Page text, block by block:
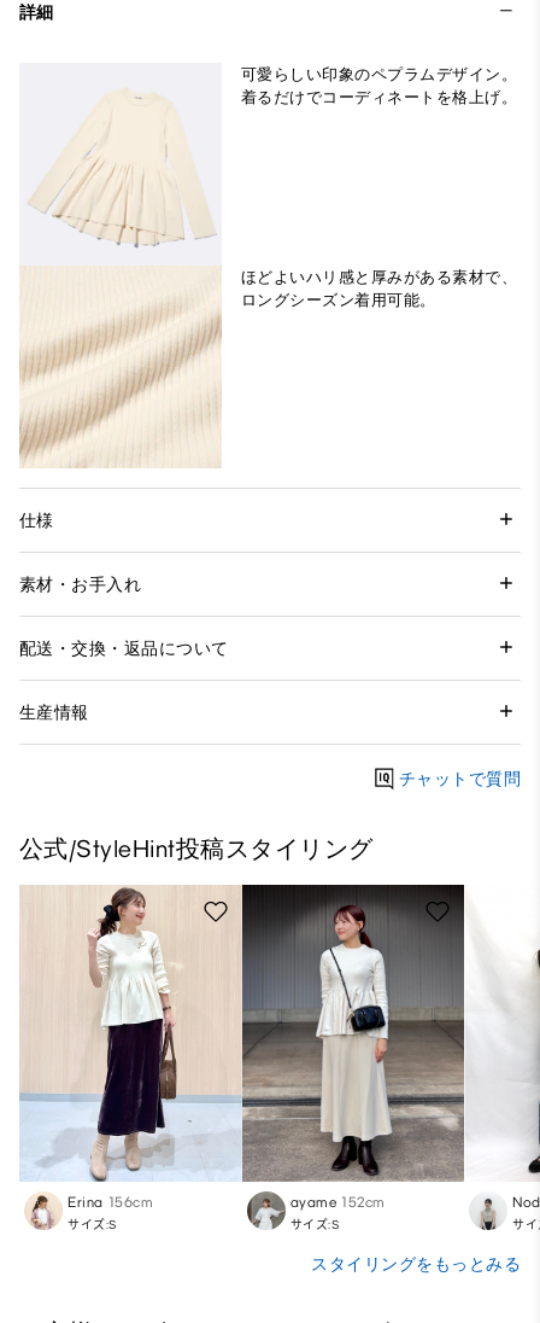
詳細
可愛らしい印象のペプラムデザイン。
着るだけでコーディネートを格上げ。
ほどよいハリ感と厚みがある素材で、
ロングシーズン着用可能。
仕様
素材・お手入れ
配送・交換・返品について
生産情報
チャットで質問
公式/StyleHint投稿スタイリング
Erina 156cm
サイズ:S
ayame 152cm
サイズ:S サ
スタイリングをもっとみる